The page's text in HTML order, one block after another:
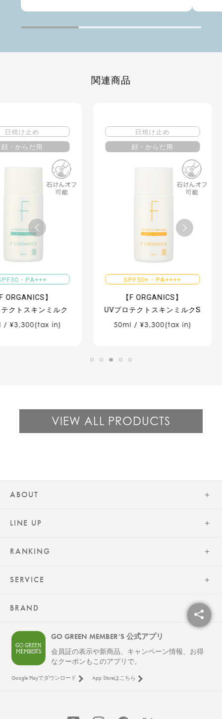
関連商品
】
ミルク
in)
顔・からだ用
SPF50+・PA++++
【F ORGANICS】
UVプロテクトスキンミルクS
50ml / ¥3,300(tax in)
VIEW ALL PRODUCTS
ABOUT
LINE UP
RANKING
SERVICE
BRAND
GO GREEN MEMBER’S 公式アプリ
会員証の表示や新商品、キャンペーン情報、お得
なクーポンもこのアプリで。
Google Playでダウンロード App Storeはこちら